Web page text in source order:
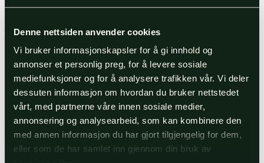
Denne nettsiden anvender cookies
Vi bruker informasjonskapsler for å gi innhold og
annonser et personlig preg, for å levere sosiale
mediefunksjoner og for å analysere trafikken vår. Vi deler
dessuten informasjon om hvordan du bruker nettstedet
vårt, med partnerne våre innen sosiale medier,
annonsering og analysearbeid, som kan kombinere den
med annen informasjon du har gjort tilgjengelig for dem,
eller som de har samlet inn gjennom din bruk av
fanger opp de mest konkrete søkene.
Kombinasjonen gjør at du både bygger
etterspørsel og fanger opp de som er
klare til å kjøpe.
Du lærer hva som virker.
data ser du raskt hvilke søk, budskap og
landingssider som gir faktiske
konverteringer. Denne læringen kan du
bruke til å styrke både SEO-strategien og
det organiske innholdet ditt.